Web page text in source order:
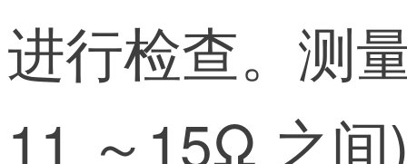
进行检查。测
11 ～15Ω 之